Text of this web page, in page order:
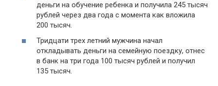
деньги на обучение ребенка и получила 245 тысяч
рублей через два года с момента как вложила
200 тысяч.
Тридцати трех летний мужчина начал
откладывать деньги на семейную поездку, отнес
в банк на три года 100 тысяч рублей и получил
135 тысяч.